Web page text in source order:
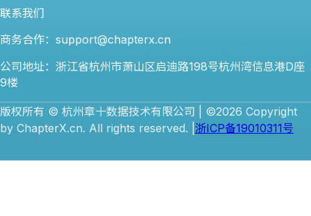
联系我们
商务合作：support@chapterx.cn
公司地址：浙江省杭州市萧山区启迪路198号杭州湾信息港D座
9楼
版权所有 © 杭州章十数据技术有限公司 | ©2026 Copyright
by ChapterX.cn. All rights reserved. | 浙ICP备19010311号